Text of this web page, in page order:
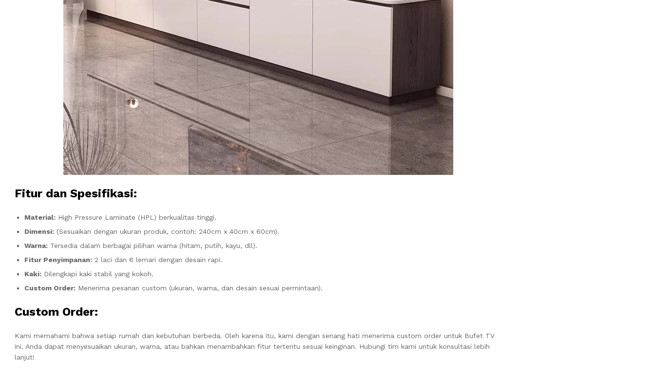
Fitur dan Spesifikasi:
Material: High Pressure Laminate (HPL) berkualitas tinggi.
Dimensi: (Sesuaikan dengan ukuran produk, contoh: 240cm x 40cm x 60cm).
Warna: Tersedia dalam berbagai pilihan warna (hitam, putih, kayu, dll).
Fitur Penyimpanan: 2 laci dan 6 lemari dengan desain rapi.
Kaki: Dilengkapi kaki stabil yang kokoh.
Custom Order: Menerima pesanan custom (ukuran, warna, dan desain sesuai permintaan).
Custom Order:
Kami memahami bahwa setiap rumah dan kebutuhan berbeda. Oleh karena itu, kami dengan senang hati menerima custom order untuk Bufet TV
ini. Anda dapat menyesuaikan ukuran, warna, atau bahkan menambahkan fitur tertentu sesuai keinginan. Hubungi tim kami untuk konsultasi lebih
lanjut!